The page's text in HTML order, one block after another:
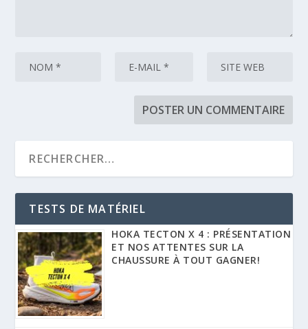
TESTS DE MATÉRIEL
HOKA TECTON X 4 : PRÉSENTATION
ET NOS ATTENTES SUR LA
CHAUSSURE À TOUT GAGNER!